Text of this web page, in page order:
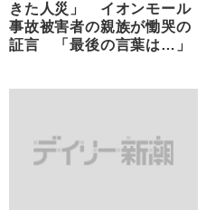
きた人災」 イオンモール
事故被害者の親族が慟哭の
証言 「最後の言葉は…」